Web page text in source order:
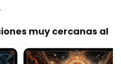
muy cercanas al